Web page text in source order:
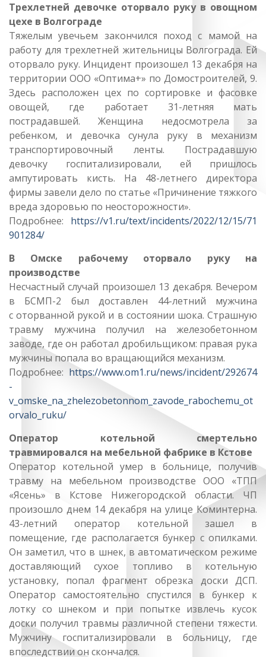
Трехлетней девочке оторвало руку в овощном
цехе в Волгограде
Тяжелым увечьем закончился поход с мамой на
работу для трехлетней жительницы Волгограда. Ей
оторвало руку. Инцидент произошел 13 декабря на
территории ООО «Оптима+» по Домостроителей, 9.
Здесь расположен цех по сортировке и фасовке
овощей, где работает 31-летняя мать
пострадавшей. Женщина недосмотрела за
ребенком, и девочка сунула руку в механизм
транспортировочный ленты. Пострадавшую
девочку госпитализировали, ей пришлось
ампутировать кисть. На 48-летнего директора
фирмы завели дело по статье «Причинение тяжкого
вреда здоровью по неосторожности».
Подробнее: https://v1.ru/text/incidents/2022/12/15/71
901284/
В Омске рабочему оторвало руку на
производстве
Несчастный случай произошел 13 декабря. Вечером
в БСМП-2 был доставлен 44-летний мужчина
с оторванной рукой и в состоянии шока. Страшную
травму мужчина получил на железобетонном
заводе, где он работал дробильщиком: правая рука
мужчины попала во вращающийся механизм.
Подробнее: https://www.om1.ru/news/incident/292674
-
v_omske_na_zhelezobetonnom_zavode_rabochemu_ot
orvalo_ruku/
Оператор котельной смертельно
травмировался на мебельной фабрике в Кстове
Оператор котельной умер в больнице, получив
травму на мебельном производстве ООО «ТПП
«Ясень» в Кстове Нижегородской области. ЧП
произошло днем 14 декабря на улице Коминтерна.
43-летний оператор котельной зашел в
помещение, где располагается бункер с опилками.
Он заметил, что в шнек, в автоматическом режиме
доставляющий сухое топливо в котельную
установку, попал фрагмент обрезка доски ДСП.
Оператор самостоятельно спустился в бункер к
лотку со шнеком и при попытке извлечь кусок
доски получил травмы различной степени тяжести.
Мужчину госпитализировали в больницу, где
впоследствии он скончался.